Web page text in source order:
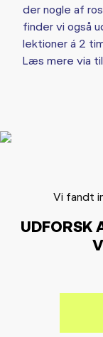
der nogle af
finder vi også
lektioner á 2
Læs mere via
Vi fandt
UDFORSK